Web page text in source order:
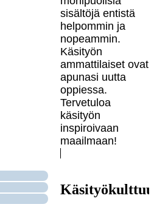
sisältöjä entistä
helpommin ja
nopeammin.
Käsityön
ammattilaiset ovat
apunasi uutta
oppiessa.
Tervetuloa
käsityön
inspiroivaan
maailmaan!